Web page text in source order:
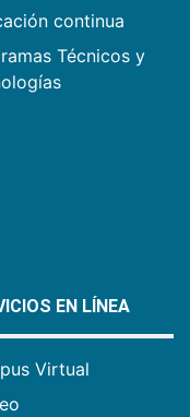
continua
Técnicos y
EN LÍNEA
Virtual